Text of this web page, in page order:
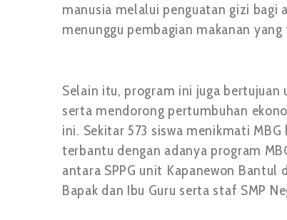
manusia melalui penguatan gizi bagi
menunggu pembagian makanan
Selain itu, program ini juga bertujuan
serta mendorong pertumbuhan
ini. Sekitar 573 siswa menikmati
terbantu dengan adanya program
antara SPPG unit Kapanewon
Bapak dan Ibu Guru serta staf SMP